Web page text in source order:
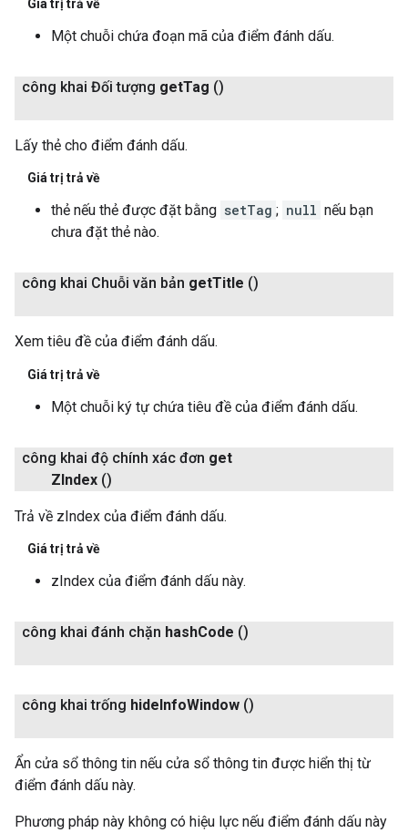
Giá trị trả về
Một chuỗi chứa đoạn mã của điểm đánh dấu.
công khai Đối tượng getTag ()
Lấy thẻ cho điểm đánh dấu.
Giá trị trả về
thẻ nếu thẻ được đặt bằng setTag ; null nếu bạn
chưa đặt thẻ nào.
công khai Chuỗi văn bản getTitle ()
Xem tiêu đề của điểm đánh dấu.
Giá trị trả về
Một chuỗi ký tự chứa tiêu đề của điểm đánh dấu.
công khai độ chính xác đơn get
ZIndex ()
Trả về zIndex của điểm đánh dấu.
Giá trị trả về
zIndex của điểm đánh dấu này.
công khai đánh chặn hashCode ()
công khai trống hideInfoWindow ()
Ẩn cửa sổ thông tin nếu cửa sổ thông tin được hiển thị từ
điểm đánh dấu này.
Phương pháp này không có hiệu lực nếu điểm đánh dấu này